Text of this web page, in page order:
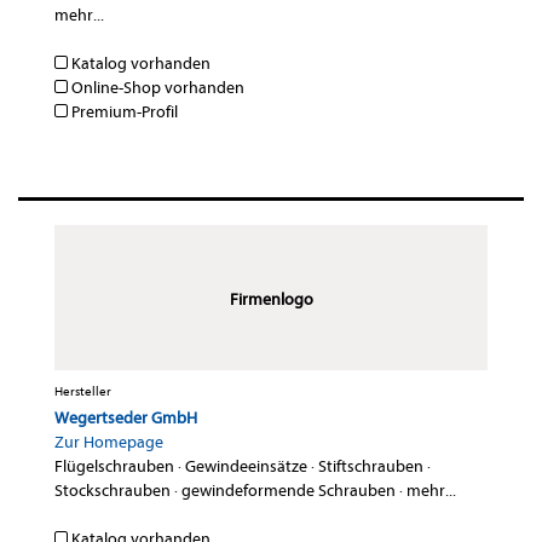
mehr...
Katalog vorhanden
Online-Shop vorhanden
Premium-Profil
Firmenlogo
Hersteller
Wegertseder GmbH
Zur Homepage
Flügelschrauben ·Gewindeeinsätze·Stiftschrauben ·
Stockschrauben ·gewindeformende Schrauben · mehr...